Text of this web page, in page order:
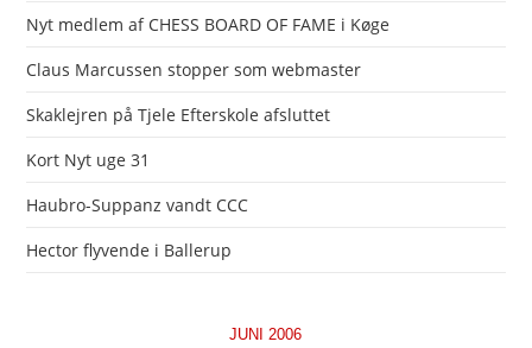
Nyt medlem af CHESS BOARD OF FAME i Køge
Claus Marcussen stopper som webmaster
Skaklejren på Tjele Efterskole afsluttet
Kort Nyt uge 31
Haubro-Suppanz vandt CCC
Hector flyvende i Ballerup
JUNI 2006